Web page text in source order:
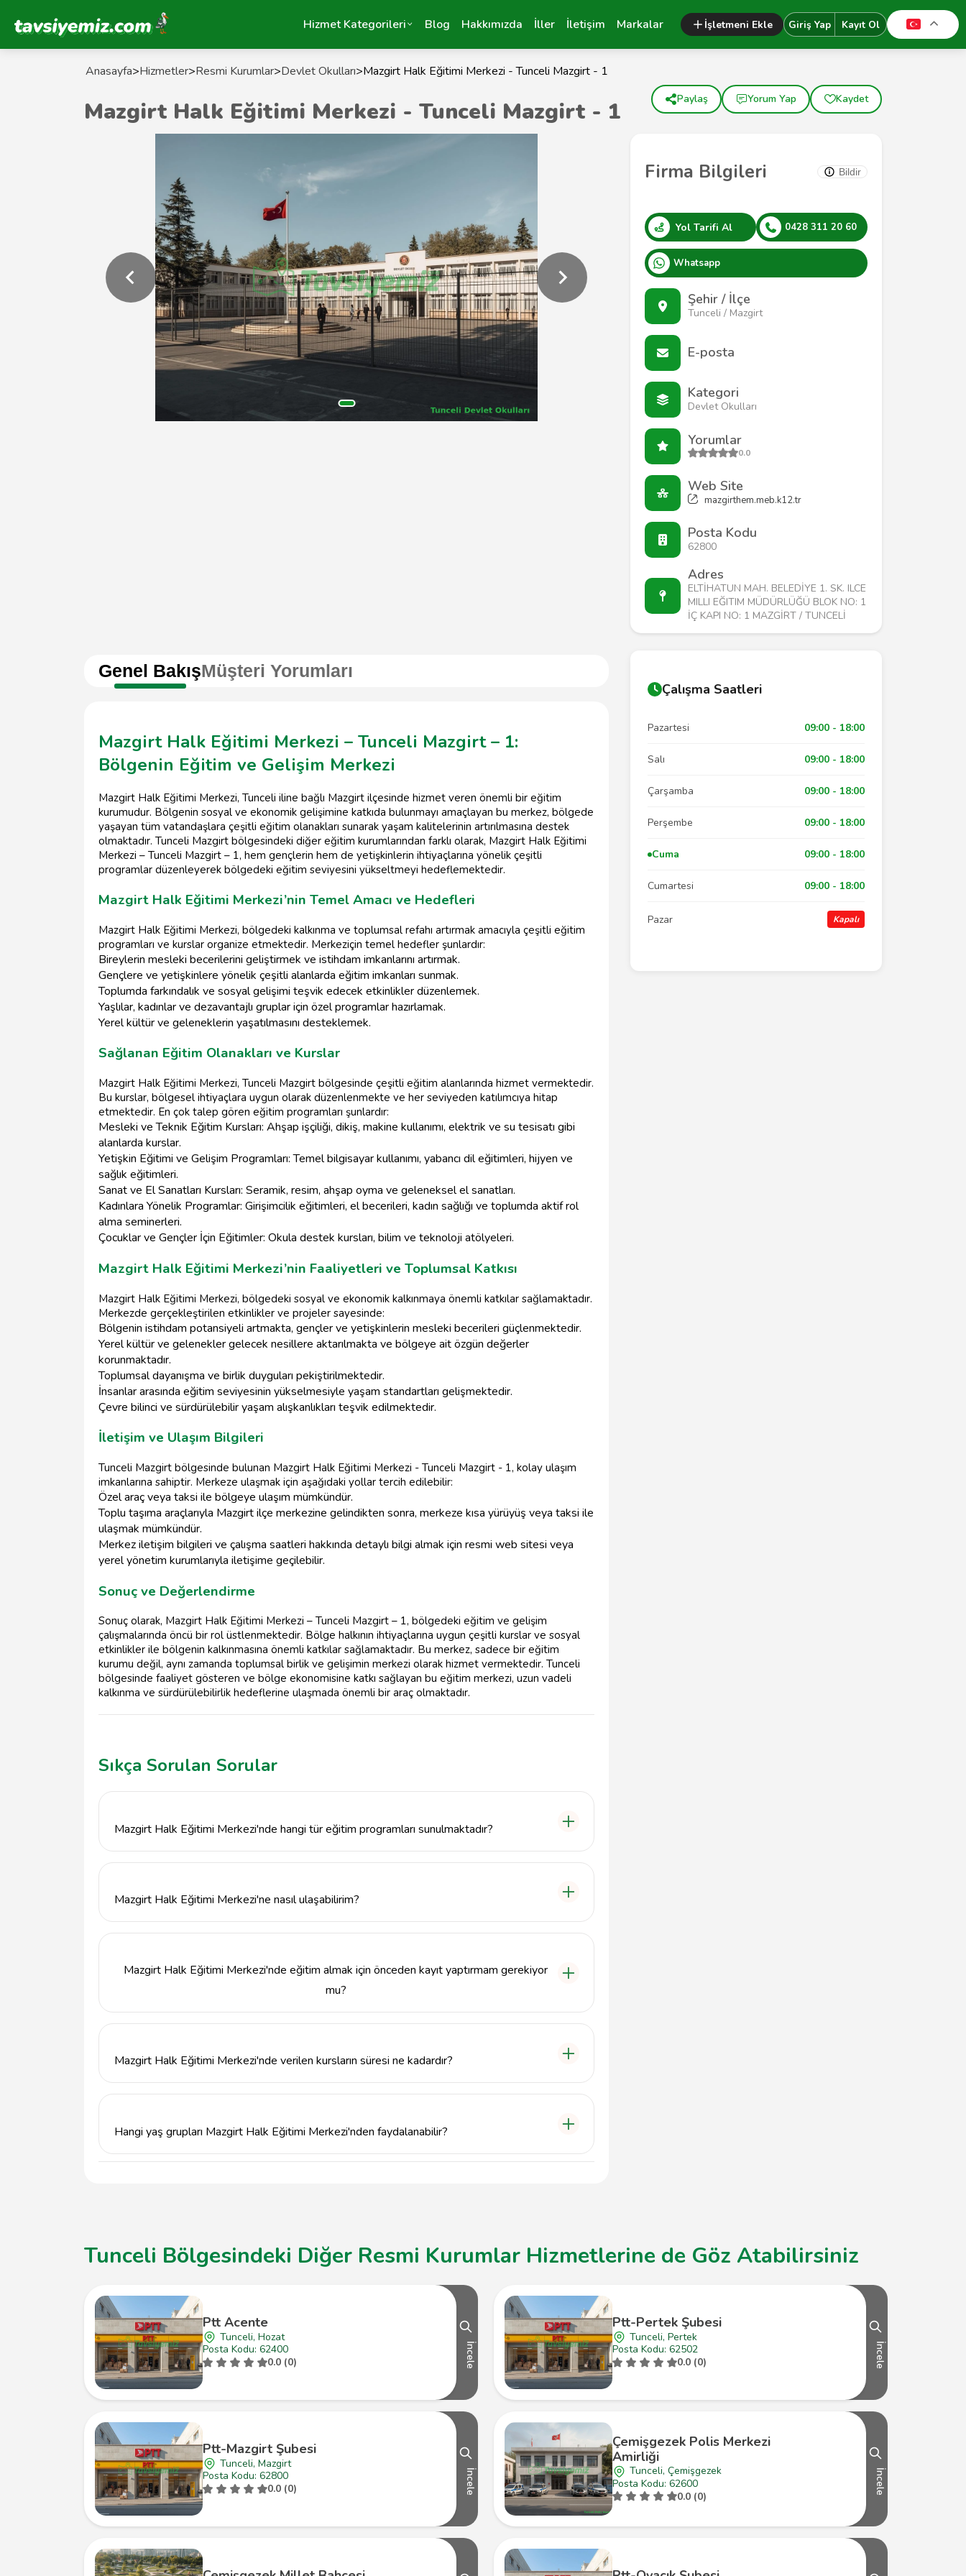
Tavsiyemiz Anasayfa Hizmet Kategorileri Blog Hakkımızda İller İletişim Markalar İşletmeni Ekle Giriş Yap Kayıt Ol
Anasayfa>Hizmetler>Resmi Kurumlar>Devlet Okulları>Mazgirt Halk Eğitimi Merkezi - Tunceli Mazgirt - 1
Firma Bilgileri Bildir
Yol Tarifi Al 0428 311 20 60
Whatsapp
Şehir / İlçe
Tunceli / Mazgirt
E-posta
Kategori
Devlet Okulları
Yorumlar
0.0
Web Site
mazgirthem.meb.k12.tr
Posta Kodu
62800
Adres
ELTİHATUN MAH. BELEDİYE 1. SK. ILCE
MILLI EĞITIM MÜDÜRLÜĞÜ BLOK NO: 1
İÇ KAPI NO: 1 MAZGİRT / TUNCELİ
Mazgirt Halk Eğitimi Merkezi - Tunceli Mazgirt - 1 Paylaş Yorum Yap Kaydet
Genel BakışMüşteri Yorumları
Mazgirt Halk Eğitimi Merkezi – Tunceli Mazgirt – 1:
Bölgenin Eğitim ve Gelişim Merkezi
Mazgirt Halk Eğitimi Merkezi, Tunceli iline bağlı Mazgirt ilçesinde hizmet veren önemli bir eğitim
kurumudur. Bölgenin sosyal ve ekonomik gelişimine katkıda bulunmayı amaçlayan bu merkez, bölgede
yaşayan tüm vatandaşlara çeşitli eğitim olanakları sunarak yaşam kalitelerinin artırılmasına destek
olmaktadır. Tunceli Mazgirt bölgesindeki diğer eğitim kurumlarından farklı olarak, Mazgirt Halk Eğitimi
Merkezi – Tunceli Mazgirt – 1, hem gençlerin hem de yetişkinlerin ihtiyaçlarına yönelik çeşitli
programlar düzenleyerek bölgedeki eğitim seviyesini yükseltmeyi hedeflemektedir.
Mazgirt Halk Eğitimi Merkezi’nin Temel Amacı ve Hedefleri
Mazgirt Halk Eğitimi Merkezi, bölgedeki kalkınma ve toplumsal refahı artırmak amacıyla çeşitli eğitim
programları ve kurslar organize etmektedir. Merkeziçin temel hedefler şunlardır:
Bireylerin mesleki becerilerini geliştirmek ve istihdam imkanlarını artırmak.
Gençlere ve yetişkinlere yönelik çeşitli alanlarda eğitim imkanları sunmak.
Toplumda farkındalık ve sosyal gelişimi teşvik edecek etkinlikler düzenlemek.
Yaşlılar, kadınlar ve dezavantajlı gruplar için özel programlar hazırlamak.
Yerel kültür ve geleneklerin yaşatılmasını desteklemek.
Sağlanan Eğitim Olanakları ve Kurslar
Mazgirt Halk Eğitimi Merkezi, Tunceli Mazgirt bölgesinde çeşitli eğitim alanlarında hizmet vermektedir.
Bu kurslar, bölgesel ihtiyaçlara uygun olarak düzenlenmekte ve her seviyeden katılımcıya hitap
etmektedir. En çok talep gören eğitim programları şunlardır:
Mesleki ve Teknik Eğitim Kursları: Ahşap işçiliği, dikiş, makine kullanımı, elektrik ve su tesisatı gibi
alanlarda kurslar.
Yetişkin Eğitimi ve Gelişim Programları: Temel bilgisayar kullanımı, yabancı dil eğitimleri, hijyen ve
sağlık eğitimleri.
Sanat ve El Sanatları Kursları: Seramik, resim, ahşap oyma ve geleneksel el sanatları.
Kadınlara Yönelik Programlar: Girişimcilik eğitimleri, el becerileri, kadın sağlığı ve toplumda aktif rol
alma seminerleri.
Çocuklar ve Gençler İçin Eğitimler: Okula destek kursları, bilim ve teknoloji atölyeleri.
Mazgirt Halk Eğitimi Merkezi’nin Faaliyetleri ve Toplumsal Katkısı
Mazgirt Halk Eğitimi Merkezi, bölgedeki sosyal ve ekonomik kalkınmaya önemli katkılar sağlamaktadır.
Merkezde gerçekleştirilen etkinlikler ve projeler sayesinde:
Bölgenin istihdam potansiyeli artmakta, gençler ve yetişkinlerin mesleki becerileri güçlenmektedir.
Yerel kültür ve gelenekler gelecek nesillere aktarılmakta ve bölgeye ait özgün değerler
korunmaktadır.
Toplumsal dayanışma ve birlik duyguları pekiştirilmektedir.
İnsanlar arasında eğitim seviyesinin yükselmesiyle yaşam standartları gelişmektedir.
Çevre bilinci ve sürdürülebilir yaşam alışkanlıkları teşvik edilmektedir.
İletişim ve Ulaşım Bilgileri
Tunceli Mazgirt bölgesinde bulunan Mazgirt Halk Eğitimi Merkezi - Tunceli Mazgirt - 1, kolay ulaşım
imkanlarına sahiptir. Merkeze ulaşmak için aşağıdaki yollar tercih edilebilir:
Özel araç veya taksi ile bölgeye ulaşım mümkündür.
Toplu taşıma araçlarıyla Mazgirt ilçe merkezine gelindikten sonra, merkeze kısa yürüyüş veya taksi ile
ulaşmak mümkündür.
Merkez iletişim bilgileri ve çalışma saatleri hakkında detaylı bilgi almak için resmi web sitesi veya
yerel yönetim kurumlarıyla iletişime geçilebilir.
Sonuç ve Değerlendirme
Sonuç olarak, Mazgirt Halk Eğitimi Merkezi – Tunceli Mazgirt – 1, bölgedeki eğitim ve gelişim
çalışmalarında öncü bir rol üstlenmektedir. Bölge halkının ihtiyaçlarına uygun çeşitli kurslar ve sosyal
etkinlikler ile bölgenin kalkınmasına önemli katkılar sağlamaktadır. Bu merkez, sadece bir eğitim
kurumu değil, aynı zamanda toplumsal birlik ve gelişimin merkezi olarak hizmet vermektedir. Tunceli
bölgesinde faaliyet gösteren ve bölge ekonomisine katkı sağlayan bu eğitim merkezi, uzun vadeli
kalkınma ve sürdürülebilirlik hedeflerine ulaşmada önemli bir araç olmaktadır.
Sıkça Sorulan Sorular
Mazgirt Halk Eğitimi Merkezi'nde hangi tür eğitim programları sunulmaktadır?
Mazgirt Halk Eğitimi Merkezi'ne nasıl ulaşabilirim?
Mazgirt Halk Eğitimi Merkezi'nde eğitim almak için önceden kayıt yaptırmam gerekiyor
mu?
Mazgirt Halk Eğitimi Merkezi'nde verilen kursların süresi ne kadardır?
Hangi yaş grupları Mazgirt Halk Eğitimi Merkezi'nden faydalanabilir?
Mazgirt Halk Eğitimi Merkezi, her yaştan bireye hizmet vermektedir. Gençler ve yetişkinler için
Çalışma Saatleri
Pazartesi 09:00 - 18:00
Salı 09:00 - 18:00
Çarşamba 09:00 - 18:00
Perşembe 09:00 - 18:00
Cuma 09:00 - 18:00
Cumartesi 09:00 - 18:00
Pazar Kapalı
Tunceli Bölgesindeki Diğer Resmi Kurumlar Hizmetlerine de Göz Atabilirsiniz
Ptt Acente
Tunceli, Hozat
Posta Kodu: 62400
0.0 (0)
İncele
Ptt-Pertek Şubesi
Tunceli, Pertek
Posta Kodu: 62502
0.0 (0)
İncele
Ptt-Mazgirt Şubesi
Tunceli, Mazgirt
Posta Kodu: 62800
0.0 (0)
İncele
Çemişgezek Polis Merkezi
Amirliği
Tunceli, Çemişgezek
Posta Kodu: 62600
0.0 (0)
İncele